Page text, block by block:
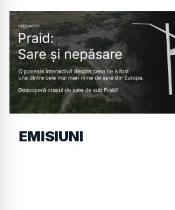
EMISIUNI